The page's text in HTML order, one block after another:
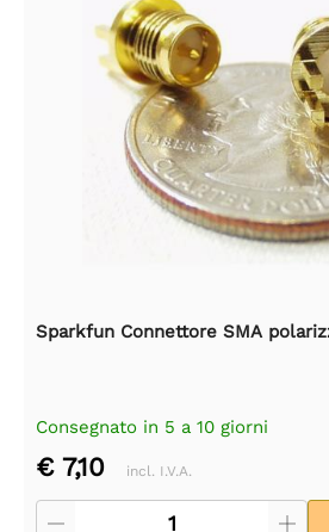
Sparkfun Connettore SMA
Consegnato in 5 a 10 giorni
€ 7,10 incl. I.V.A.